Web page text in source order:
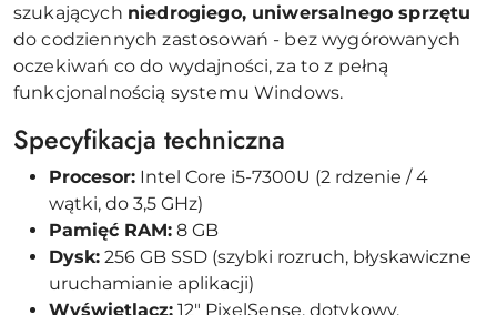
szukających niedrogiego, uniwersalnego sprzętu
do codziennych zastosowań - bez wygórowanych
oczekiwań co do wydajności, za to z pełną
funkcjonalnością systemu Windows.
Specyfikacja techniczna
Procesor: Intel Core i5-7300U (2 rdzenie / 4
wątki, do 3,5 GHz)
Pamięć RAM: 8 GB
Dysk: 256 GB SSD (szybki rozruch, błyskawiczne
uruchamianie aplikacji)
Wyświetlacz: 12" PixelSense, dotykowy,